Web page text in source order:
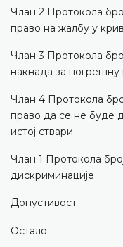
Члан 2 Протокола
право на жалбу у
Члан 3 Протокола
накнада за погрешну
Члан 4 Протокола
право да се не буде
истој ствари
Члан 1 Протокола
дискриминације
Допустивост
Остало